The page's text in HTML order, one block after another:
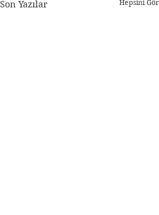
Son Yazılar Hepsini Gör